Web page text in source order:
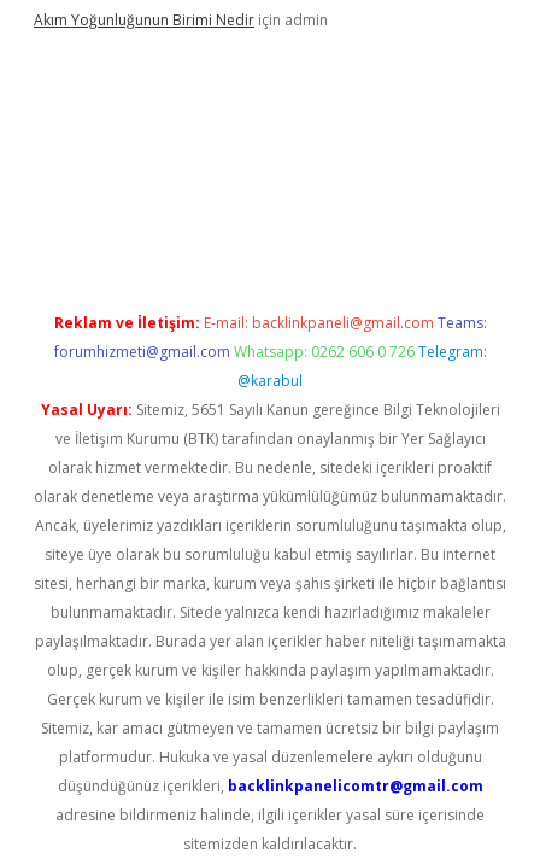
Akım Yoğunluğunun Birimi Nedir için admin
Reklam ve İletişim: E-mail: backlinkpaneli@gmail.com Teams:
forumhizmeti@gmail.com Whatsapp: 0262 606 0 726 Telegram:
@karabul
Yasal Uyarı: Sitemiz, 5651 Sayılı Kanun gereğince Bilgi Teknolojileri
ve İletişim Kurumu (BTK) tarafından onaylanmış bir Yer Sağlayıcı
olarak hizmet vermektedir. Bu nedenle, sitedeki içerikleri proaktif
olarak denetleme veya araştırma yükümlülüğümüz bulunmamaktadır.
Ancak, üyelerimiz yazdıkları içeriklerin sorumluluğunu taşımakta olup,
siteye üye olarak bu sorumluluğu kabul etmiş sayılırlar. Bu internet
sitesi, herhangi bir marka, kurum veya şahıs şirketi ile hiçbir bağlantısı
bulunmamaktadır. Sitede yalnızca kendi hazırladığımız makaleler
paylaşılmaktadır. Burada yer alan içerikler haber niteliği taşımamakta
olup, gerçek kurum ve kişiler hakkında paylaşım yapılmamaktadır.
Gerçek kurum ve kişiler ile isim benzerlikleri tamamen tesadüfidir.
Sitemiz, kar amacı gütmeyen ve tamamen ücretsiz bir bilgi paylaşım
platformudur. Hukuka ve yasal düzenlemelere aykırı olduğunu
düşündüğünüz içerikleri, backlinkpanelicomtr@gmail.com
adresine bildirmeniz halinde, ilgili içerikler yasal süre içerisinde
sitemizden kaldırılacaktır.